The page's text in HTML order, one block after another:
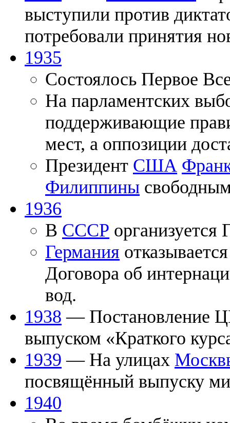
выступили против
потребовали принятия
1935
Состоялось Первое
На парламентских
поддерживающие
мест, а оппозиции
Президент США
Филиппины
1936
В СССР организуется
Германия
Договора об
вод.
1938 — Постановление
выпуском «Краткого
1939 — На улицах
посвящённый выпуску
1940